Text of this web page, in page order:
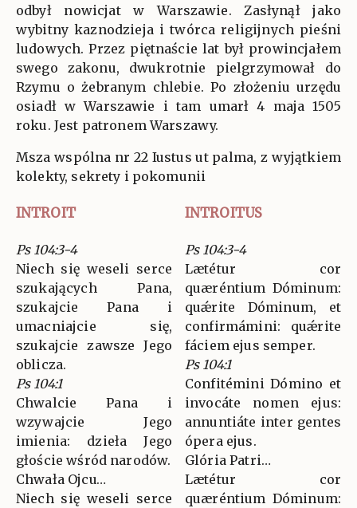
odbył nowicjat w Warszawie. Zasłynął jako
wybitny kaznodzieja i twórca religijnych pieśni
ludowych. Przez piętnaście lat był prowincjałem
swego zakonu, dwukrotnie pielgrzymował do
Rzymu o żebranym chlebie. Po złożeniu urzędu
osiadł w Warszawie i tam umarł 4 maja 1505
roku. Jest patronem Warszawy.
Msza wspólna nr 22 Iustus ut palma, z wyjątkiem
kolekty, sekrety i pokomunii
INTROIT INTROITUS
Ps 104:3-4
Niech się weseli serce
szukających Pana,
szukajcie Pana i
umacniajcie się,
szukajcie zawsze Jego
oblicza.
Ps 104:1
Chwalcie Pana i
wzywajcie Jego
imienia: dzieła Jego
głoście wśród narodów.
Chwała Ojcu…
Niech się weseli serce
Ps 104:3-4
Lætétur cor
quæréntium Dóminum:
quǽrite Dóminum, et
confirmámini: quǽrite
fáciem ejus semper.
Ps 104:1
Confitémini Dómino et
invocáte nomen ejus:
annuntiáte inter gentes
ópera ejus.
Glória Patri…
Lætétur cor
quæréntium Dóminum: